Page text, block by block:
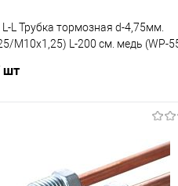
L-L Трубка тормозная d-4,75мм.
М10х1,25) L-200 см. медь (WP-
шт
Под заказ